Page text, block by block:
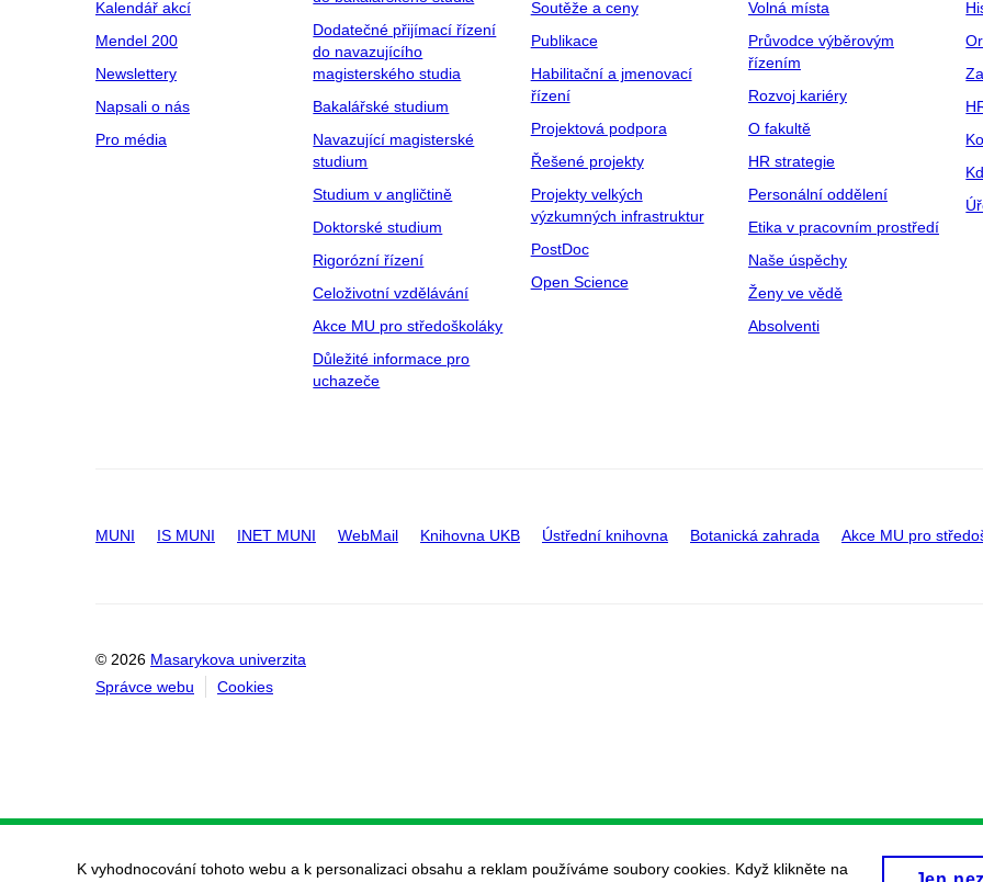
Kalendář akcí
Mendel 200
Newslettery
Napsali o nás
Pro média
Dodatečné přijímací řízení
do navazujícího
magisterského studia
Bakalářské studium
Navazující magisterské
studium
Studium v angličtině
Doktorské studium
Rigorózní řízení
Celoživotní vzdělávání
Akce MU pro středoškoláky
Důležité informace pro
uchazeče
Soutěže a ceny
Publikace
Habilitační a jmenovací
řízení
Projektová podpora
Řešené projekty
Projekty velkých
výzkumných infrastruktur
PostDoc
Open Science
Volná místa
Průvodce výběrovým
řízením
Rozvoj kariéry
O fakultě
HR strategie
Personální oddělení
Etika v pracovním prostředí
Naše úspěchy
Ženy ve vědě
Absolventi
MUNI IS MUNI INET MUNI WebMail Knihovna UKB Ústřední knihovna Botanická zahrada Akce MU pro
© 2026 Masarykova univerzita
Správce webu
Cookies
K vyhodnocování tohoto webu a k personalizaci obsahu a reklam používáme soubory cookies. Když klikněte na